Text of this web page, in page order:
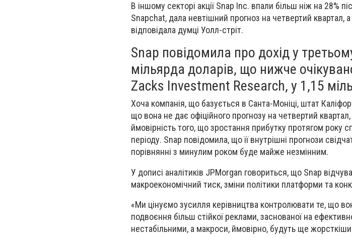
В іншому секторі акції Snap Inc. впали більш ніж на 28%
Snapchat, дала невтішний прогноз на четвертий квартал, а
відповідала думці Уолл-стріт.
Snap повідомила про дохід у
мільярда доларів, що нижче
Zacks Investment Research, у 1,15
Хоча компанія, що базується в Санта-Моніці, штат
що вона не дає офіційного прогнозу на четвертий
ймовірність того, що зростання прибутку протягом року
періоду. Snap повідомила, що її внутрішні прогнози
порівнянні з минулим роком буде майже незмінним.
У дописі аналітиків JPMorgan говориться, що Snap
макроекономічний тиск, зміни політики платформи та
«Ми цінуємо зусилля керівництва контролювати те, що
подвоєння більш стійкої реклами, заснованої на
нестабільними, а макроси, ймовірно, будуть ще